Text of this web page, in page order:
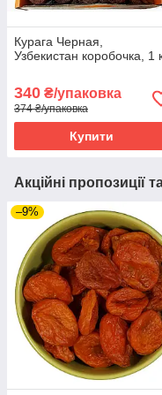
Курага Черная,
Узбекистан коробочка, 1
340 ₴/упаковка
374 ₴/упаковка
Купити
Акційні пропозиції
–9%